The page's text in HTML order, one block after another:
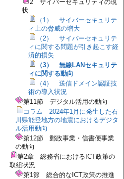
2 サイバーセキュリティの現
状
（1） サイバーセキュリテ
ィ上の脅威の増大
（2） サイバーセキュリテ
ィに関する問題が引き起こす経
済的損失
（3） 無線LANセキュリテ
ィに関する動向
（4） 送信ドメイン認証技
術の導入状況
第11節 デジタル活用の動向
コラム 2024年1月に発生した石
川県能登地方の地震におけるデジタ
ル活用動向
第12節 郵政事業・信書便事業
の動向
第2章 総務省におけるICT政策の
取組状況
第1節 総合的なICT政策の推進